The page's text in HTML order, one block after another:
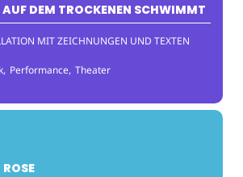
AUF DEM TROCKENEN SCHWIMMT
MIT ZEICHNUNGEN UND TEXTEN
Performance, Theater